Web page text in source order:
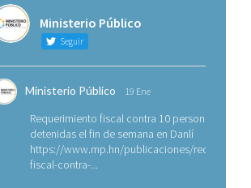
Ministerio Público
Seguir
Ministerio Público 19 Ene
Requerimiento fiscal contra 10 personas
detenidas el fin de semana en Danlí
https://www.mp.hn/publicaciones/
fiscal-contra-...